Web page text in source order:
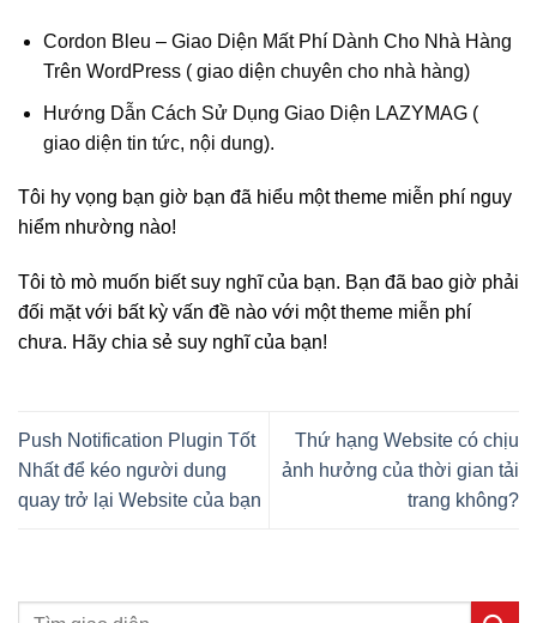
Cordon Bleu – Giao Diện Mất Phí Dành Cho Nhà Hàng
Trên WordPress ( giao diện chuyên cho nhà hàng)
Hướng Dẫn Cách Sử Dụng Giao Diện LAZYMAG (
giao diện tin tức, nội dung).
Tôi hy vọng bạn giờ bạn đã hiểu một theme miễn phí nguy
hiểm nhường nào!
Tôi tò mò muốn biết suy nghĩ của bạn. Bạn đã bao giờ phải
đối mặt với bất kỳ vấn đề nào với một theme miễn phí
chưa. Hãy chia sẻ suy nghĩ của bạn!
Push Notification Plugin Tốt
Nhất để kéo người dung
quay trở lại Website của bạn
Thứ hạng Website có chịu
ảnh hưởng của thời gian tải
trang không?